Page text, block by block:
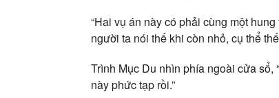
“Hai vụ án này có phải cùng một
người ta nói thế khi còn nhỏ, cụ thể
Trình Mục Du nhìn phía ngoài cửa sổ,
này phức tạp rồi.”